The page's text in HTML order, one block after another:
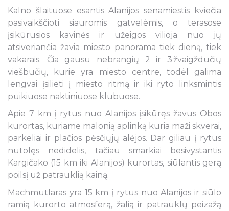
Kalno šlaituose esantis Alanijos senamiestis kviečia
pasivaikščioti siauromis gatvelėmis, o terasose
įsikūrusios kavinės ir užeigos vilioja nuo jų
atsiveriančia žavia miesto panorama tiek dieną, tiek
vakarais. Čia gausu nebrangių 2 ir 3 žvaigždučių
viešbučių, kurie yra miesto centre, todėl galima
lengvai įsilieti į miesto ritmą ir iki ryto linksmintis
puikiuose naktiniuose klubuose.
Apie 7 km į rytus nuo Alanijos įsikūręs žavus Obos
kurortas, kuriame malonią aplinką kuria maži skverai,
parkeliai ir plačios pėsčiųjų alėjos. Dar giliau į rytus
nutolęs nedidelis, tačiau smarkiai besivystantis
Kargičako (15 km iki Alanijos) kurortas, siūlantis gerą
poilsį už patrauklią kainą.
Machmutlaras yra 15 km į rytus nuo Alanijos ir siūlo
ramią kurorto atmosferą, žalią ir patrauklų peizažą